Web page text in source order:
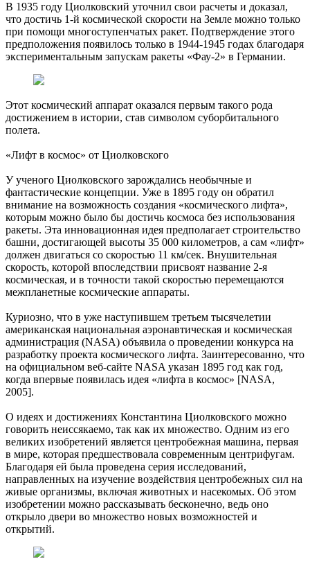
В 1935 году Циолковский уточнил свои расчеты и доказал,
что достичь 1-й космической скорости на Земле можно только
при помощи многоступенчатых ракет. Подтверждение этого
предположения появилось только в 1944-1945 годах благодаря
экспериментальным запускам ракеты «Фау-2» в Германии.
Этот космический аппарат оказался первым такого рода
достижением в истории, став символом суборбитального
полета.
«Лифт в космос» от Циолковского
У ученого Циолковского зарождались необычные и
фантастические концепции. Уже в 1895 году он обратил
внимание на возможность создания «космического лифта»,
которым можно было бы достичь космоса без использования
ракеты. Эта инновационная идея предполагает строительство
башни, достигающей высоты 35 000 километров, а сам «лифт»
должен двигаться со скоростью 11 км/сек. Внушительная
скорость, которой впоследствии присвоят название 2-я
космическая, и в точности такой скоростью перемещаются
межпланетные космические аппараты.
Куриозно, что в уже наступившем третьем тысячелетии
американская национальная аэронавтическая и космическая
администрация (NASA) объявила о проведении конкурса на
разработку проекта космического лифта. Заинтересованно, что
на официальном веб-сайте NASA указан 1895 год как год,
когда впервые появилась идея «лифта в космос» [NASA,
2005].
О идеях и достижениях Константина Циолковского можно
говорить неиссякаемо, так как их множество. Одним из его
великих изобретений является центробежная машина, первая
в мире, которая предшествовала современным центрифугам.
Благодаря ей была проведена серия исследований,
направленных на изучение воздействия центробежных сил на
живые организмы, включая животных и насекомых. Об этом
изобретении можно рассказывать бесконечно, ведь оно
открыло двери во множество новых возможностей и
открытий.